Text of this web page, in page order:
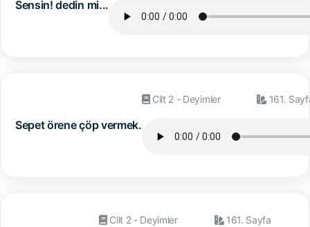
Sensin! dedin mi...
Sepet örene çöp vermek.
Cilt 2 - Deyimler 161.
Cilt 2 - Deyimler 161. Sayfa